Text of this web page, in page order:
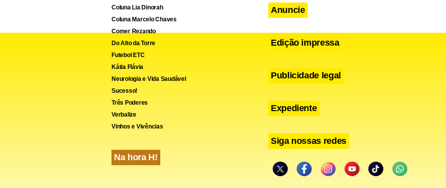
Coluna Lia Dinorah
Coluna Marcelo Chaves
Comer Rezando
Do Alto da Torre
Futebol ETC
Kátia Flávia
Neurologia e Vida Saudável
Sucesso!
Três Poderes
Verbalize
Vinhos e Vivências
Na hora H!
Anuncie
Edição impressa
Publicidade legal
Expediente
Siga nossas redes